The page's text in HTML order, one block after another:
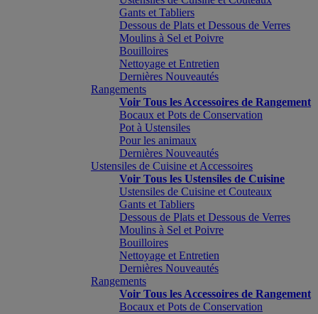
Gants et Tabliers
Dessous de Plats et Dessous de Verres
Moulins à Sel et Poivre
Bouilloires
Nettoyage et Entretien
Dernières Nouveautés
Rangements
Voir Tous les Accessoires de Rangement
Bocaux et Pots de Conservation
Pot à Ustensiles
Pour les animaux
Dernières Nouveautés
Ustensiles de Cuisine et Accessoires
Voir Tous les Ustensiles de Cuisine
Ustensiles de Cuisine et Couteaux
Gants et Tabliers
Dessous de Plats et Dessous de Verres
Moulins à Sel et Poivre
Bouilloires
Nettoyage et Entretien
Dernières Nouveautés
Rangements
Voir Tous les Accessoires de Rangement
Bocaux et Pots de Conservation